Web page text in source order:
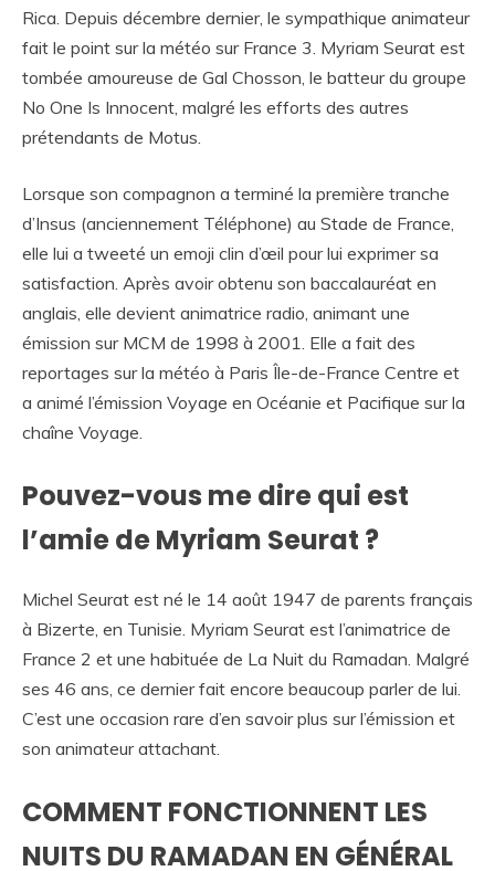
Rica. Depuis décembre dernier, le sympathique animateur
fait le point sur la météo sur France 3. Myriam Seurat est
tombée amoureuse de Gal Chosson, le batteur du groupe
No One Is Innocent, malgré les efforts des autres
prétendants de Motus.
Lorsque son compagnon a terminé la première tranche
d’Insus (anciennement Téléphone) au Stade de France,
elle lui a tweeté un emoji clin d’œil pour lui exprimer sa
satisfaction. Après avoir obtenu son baccalauréat en
anglais, elle devient animatrice radio, animant une
émission sur MCM de 1998 à 2001. Elle a fait des
reportages sur la météo à Paris Île-de-France Centre et
a animé l’émission Voyage en Océanie et Pacifique sur la
chaîne Voyage.
Pouvez-vous me dire qui est
l’amie de Myriam Seurat ?
Michel Seurat est né le 14 août 1947 de parents français
à Bizerte, en Tunisie. Myriam Seurat est l’animatrice de
France 2 et une habituée de La Nuit du Ramadan. Malgré
ses 46 ans, ce dernier fait encore beaucoup parler de lui.
C’est une occasion rare d’en savoir plus sur l’émission et
son animateur attachant.
COMMENT FONCTIONNENT LES
NUITS DU RAMADAN EN GÉNÉRAL